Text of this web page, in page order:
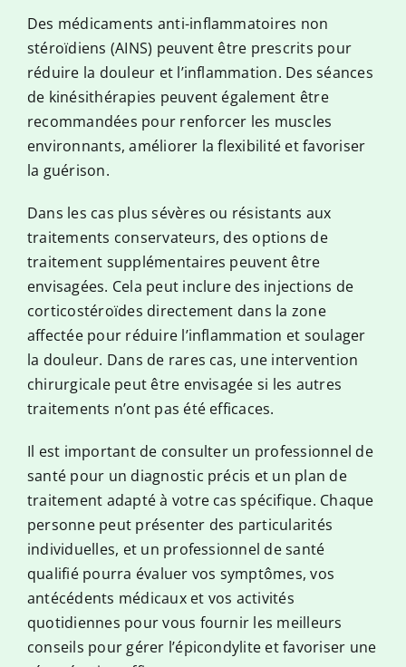
Des médicaments anti-inflammatoires non
stéroïdiens (AINS) peuvent être prescrits pour
réduire la douleur et l’inflammation. Des séances
de kinésithérapies peuvent également être
recommandées pour renforcer les muscles
environnants, améliorer la flexibilité et favoriser
la guérison.
Dans les cas plus sévères ou résistants aux
traitements conservateurs, des options de
traitement supplémentaires peuvent être
envisagées. Cela peut inclure des injections de
corticostéroïdes directement dans la zone
affectée pour réduire l’inflammation et soulager
la douleur. Dans de rares cas, une intervention
chirurgicale peut être envisagée si les autres
traitements n’ont pas été efficaces.
Il est important de consulter un professionnel de
santé pour un diagnostic précis et un plan de
traitement adapté à votre cas spécifique. Chaque
personne peut présenter des particularités
individuelles, et un professionnel de santé
qualifié pourra évaluer vos symptômes, vos
antécédents médicaux et vos activités
quotidiennes pour vous fournir les meilleurs
conseils pour gérer l’épicondylite et favoriser une